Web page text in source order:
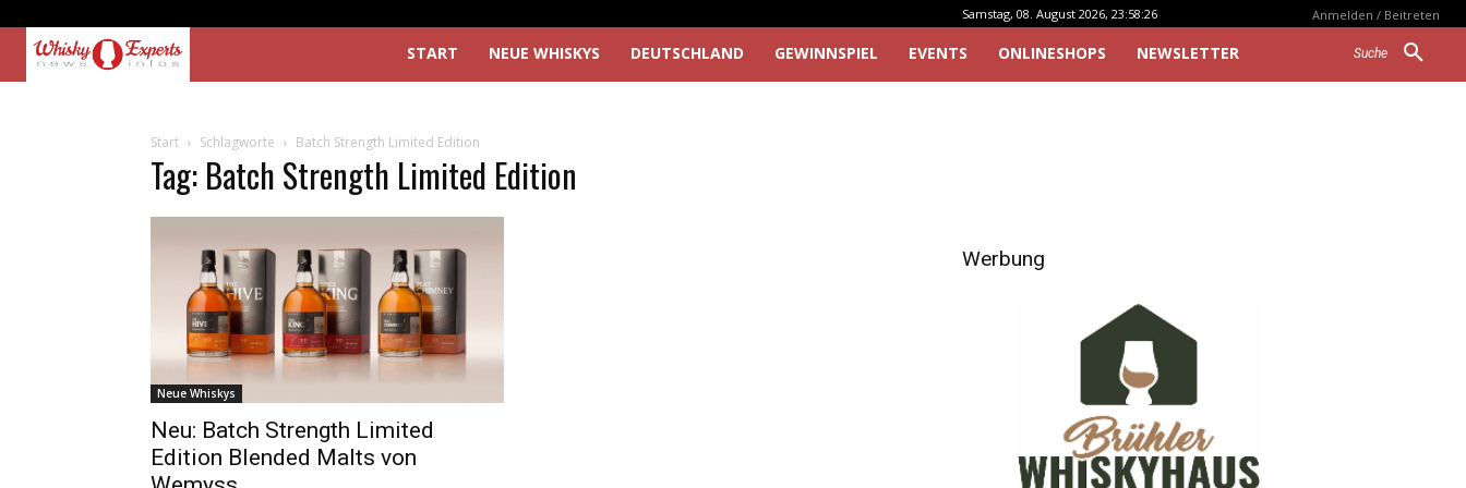
Samstag, 08. August 2026, 23:58:26 Anmelden / Beitreten
Suche
START NEUE WHISKYS DEUTSCHLAND GEWINNSPIEL EVENTS ONLINESHOPS NEWSLETTER
Start Schlagworte Batch Strength Limited Edition
Tag: Batch Strength Limited Edition
Neue Whiskys
Neu: Batch Strength Limited
Edition Blended Malts von
Werbung